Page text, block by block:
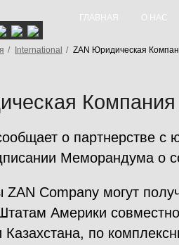
ГЛАВНАЯ О НАС
/ International / ZAN Юридическая
о партнерстве с
Меморандума о
ZAN Company могут
Америки
по